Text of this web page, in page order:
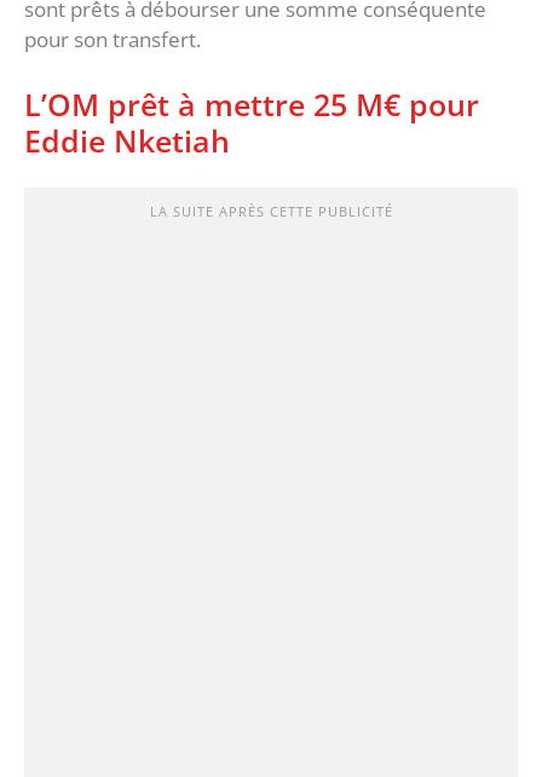
sont prêts à débourser une somme conséquente
pour son transfert.
L’OM prêt à mettre 25 M€ pour
Eddie Nketiah
LA SUITE APRÈS CETTE PUBLICITÉ